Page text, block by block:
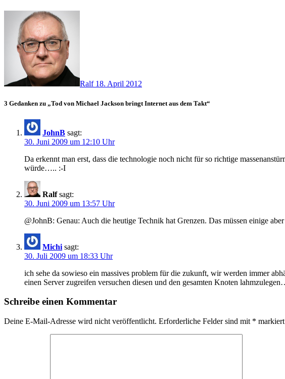
Ralf 18. April 2012
3 Gedanken zu „Tod von Michael Jackson bringt Internet aus dem Takt“
JohnB sagt:
30. Juni 2009 um 12:10 Uhr
Da erkennt man erst, dass die technologie noch nicht für so richtige
würde….. :-I
Ralf sagt:
30. Juni 2009 um 13:57 Uhr
@JohnB: Genau: Auch die heutige Technik hat Grenzen. Das müssen einige
Michi sagt:
30. Juli 2009 um 18:33 Uhr
ich sehe da sowieso ein massives problem für die zukunft, wir werden immer
einen Server zugreifen versuchen diesen und den gesamten Knoten
Schreibe einen Kommentar
Deine E-Mail-Adresse wird nicht veröffentlicht. Erforderliche Felder sind mit * markiert